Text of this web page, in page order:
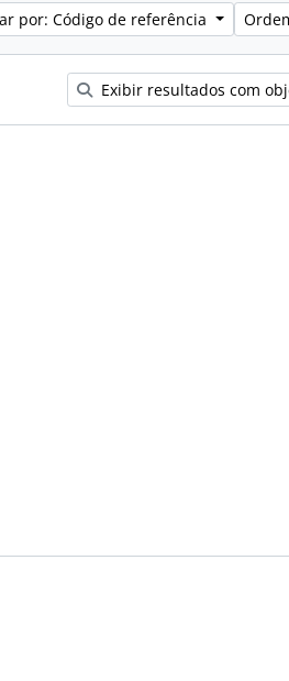
por: Código de referência
Exibir resultados com